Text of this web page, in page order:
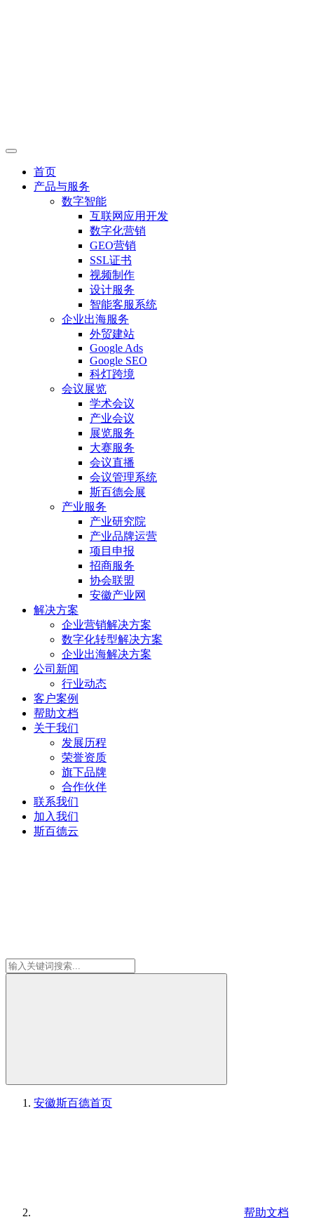
首页
产品与服务
数字智能
互联网应用开发
数字化营销
GEO营销
SSL证书
视频制作
设计服务
智能客服系统
企业出海服务
外贸建站
Google Ads
Google SEO
科灯跨境
会议展览
学术会议
产业会议
展览服务
大赛服务
会议直播
会议管理系统
斯百德会展
产业服务
产业研究院
产业品牌运营
项目申报
招商服务
协会联盟
安徽产业网
解决方案
企业营销解决方案
数字化转型解决方案
企业出海解决方案
公司新闻
行业动态
客户案例
帮助文档
关于我们
发展历程
荣誉资质
旗下品牌
合作伙伴
联系我们
加入我们
斯百德云
安徽斯百德首页
帮助文档